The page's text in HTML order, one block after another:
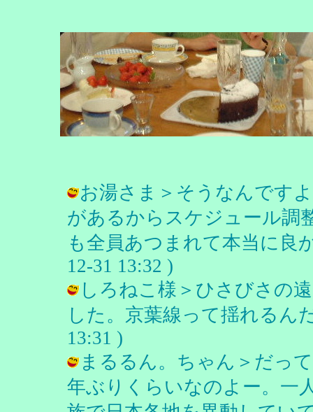
お湯さま＞そうなんです
があるからスケジュール調
も全員あつまれて本当に良
12-31 13:32 )
しろねこ様＞ひさびさの
した。京葉線って揺れるん
13:31 )
まるるん。ちゃん＞だっ
年ぶりくらいなのよー。一